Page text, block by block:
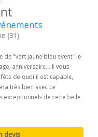
(31)
de "vert jaune bleu event" le
anniversaire... Il vous
de quoi il est capable,
très bien avec ce
exceptionnels de cette belle